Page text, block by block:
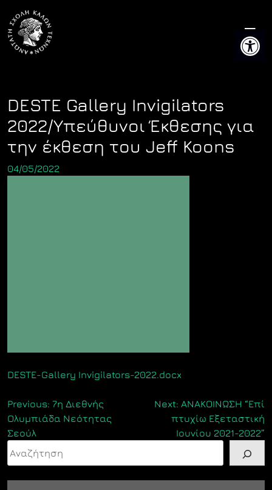
content
DESTE Gallery Invigilators
2022/Υπεύθυνοι Έκθεσης για
την έκθεση του Jeff Koons
04/05/2022
DESTE-Gallery Invigilators-2022.docx
Πλοήγηση
άρθρων
Previous: 7η Διεθνής
Ολυμπιάδα Νεότητας
Σεούλ
Next: ΑΝΑΚΟΙΝΩΣΗ “Επί
πτυχίω Εξεταστική
Iουνίου 2021-2022”
Αναζήτηση